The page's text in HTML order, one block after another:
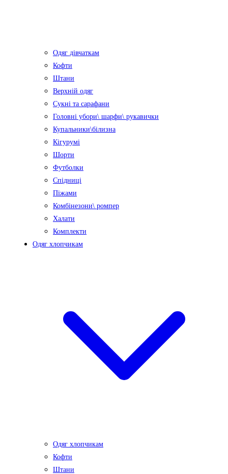
Одяг дівчаткам
Кофти
Штани
Верхній одяг
Сукні та сарафани
Головні убори\ шарфи\ рукавички
Купальники\білизна
Кігурумі
Шорти
Футболки
Спідниці
Піжами
Комбінезони\ ромпер
Халати
Комплекти
Одяг хлопчикам
Одяг хлопчикам
Кофти
Штани